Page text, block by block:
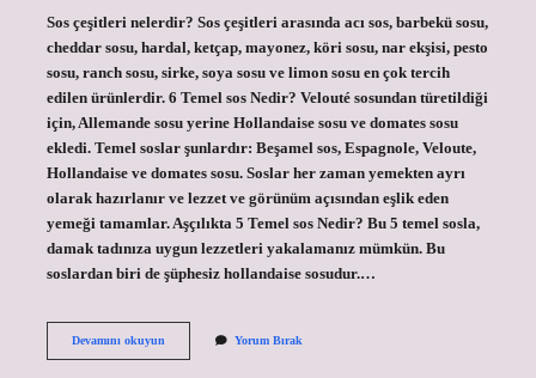
Sos çeşitleri nelerdir? Sos çeşitleri arasında acı sos, barbekü sosu,
cheddar sosu, hardal, ketçap, mayonez, köri sosu, nar ekşisi, pesto
sosu, ranch sosu, sirke, soya sosu ve limon sosu en çok tercih
edilen ürünlerdir. 6 Temel sos Nedir? Velouté sosundan türetildiği
için, Allemande sosu yerine Hollandaise sosu ve domates sosu
ekledi. Temel soslar şunlardır: Beşamel sos, Espagnole, Veloute,
Hollandaise ve domates sosu. Soslar her zaman yemekten ayrı
olarak hazırlanır ve lezzet ve görünüm açısından eşlik eden
yemeği tamamlar. Aşçılıkta 5 Temel sos Nedir? Bu 5 temel sosla,
damak tadınıza uygun lezzetleri yakalamanız mümkün. Bu
soslardan biri de şüphesiz hollandaise sosudur.…
Devamını okuyunKaç
Yorum Bırak